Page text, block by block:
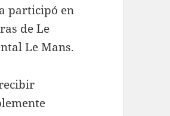
participó en
de Le
Le Mans.